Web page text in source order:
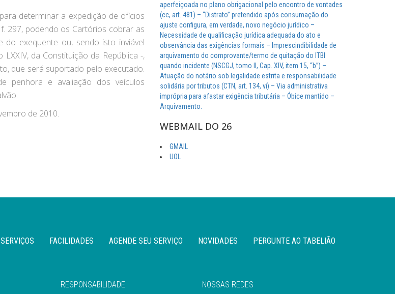
determinar a expedição de ofícios
297, podendo os Cartórios cobrar as
do exequente ou, sendo isto inviável
da Constituição da República -,
que será suportado pelo executado.
penhora e avaliação dos veículos
de 2010.
aperfeiçoada no plano obrigacional pelo encontro de vontades
(cc, art. 481) – “Distrato” pretendido após consumação do
ajuste configura, em verdade, novo negócio jurídico –
Necessidade de qualificação jurídica adequada do ato e
observância das exigências formais – Imprescindibilidade de
arquivamento do comprovante/termo de quitação do ITBI
quando incidente (NSCGJ, tomo II, Cap. XIV, item 15, “b”) –
Atuação do notário sob legalidade estrita e responsabilidade
solidária por tributos (CTN, art. 134, vi) – Via administrativa
imprópria para afastar exigência tributária – Óbice mantido –
Arquivamento.
WEBMAIL DO 26
GMAIL
UOL
SERVIÇOS FACILIDADES AGENDE SEU SERVIÇO NOVIDADES PERGUNTE AO TABELIÃO
RESPONSABILIDADE NOSSAS REDES